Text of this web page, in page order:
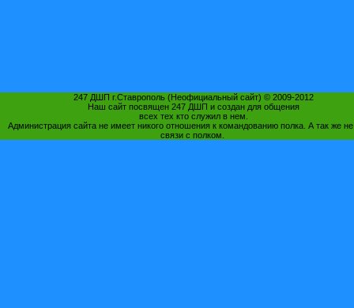
247 ДШП г.Ставрополь (Неофициальный сайт) © 2009-2012
Наш сайт посвящен 247 ДШП и создан для общения
всех тех кто служил в нем.
Администрация сайта не имеет никого отношения к командованию полка. А так же
связи с полком.